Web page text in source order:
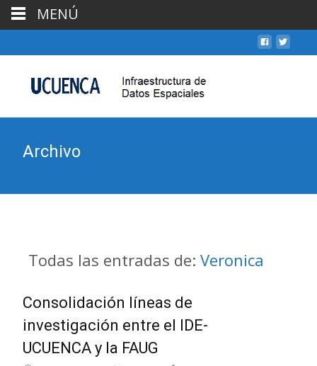
Archivo
Todas las entradas de: Veronica
Consolidación líneas de
investigación entre el IDE-
UCUENCA y la FAUG
MENÚ